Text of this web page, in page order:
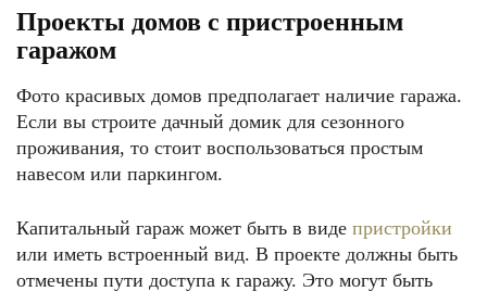
Проекты домов с пристроенным
гаражом
Фото красивых домов предполагает наличие гаража.
Если вы строите дачный домик для сезонного
проживания, то стоит воспользоваться простым
навесом или паркингом.
Капитальный гараж может быть в виде пристройки
или иметь встроенный вид. В проекте должны быть
отмечены пути доступа к гаражу. Это могут быть